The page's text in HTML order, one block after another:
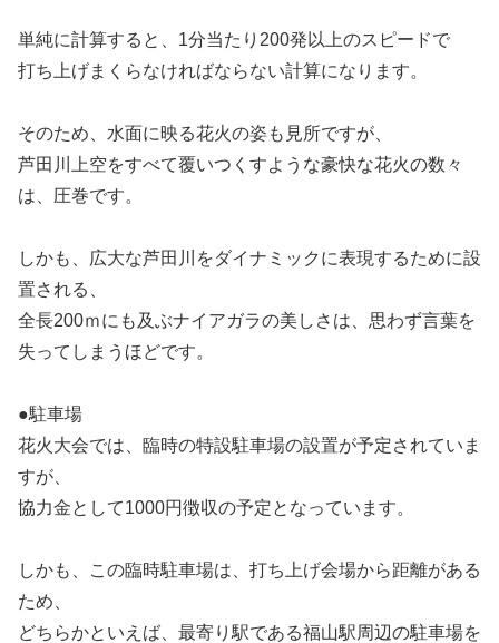
単純に計算すると、1分当たり200発以上のスピードで
打ち上げまくらなければならない計算になります。
そのため、水面に映る花火の姿も見所ですが、
芦田川上空をすべて覆いつくすような豪快な花火の数々
は、圧巻です。
しかも、広大な芦田川をダイナミックに表現するために設
置される、
全長200ｍにも及ぶナイアガラの美しさは、思わず言葉を
失ってしまうほどです。
●駐車場
花火大会では、臨時の特設駐車場の設置が予定されていま
すが、
協力金として1000円徴収の予定となっています。
しかも、この臨時駐車場は、打ち上げ会場から距離がある
ため、
どちらかといえば、最寄り駅である福山駅周辺の駐車場を